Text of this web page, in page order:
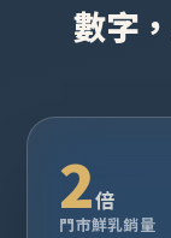
數字，
2倍
門市鮮乳銷量